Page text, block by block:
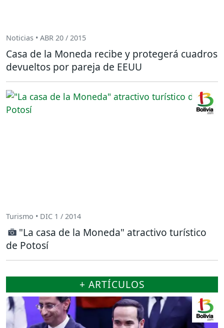
Noticias • ABR 20 / 2015
Casa de la Moneda recibe y protegerá cuadros
devueltos por pareja de EEUU
Turismo • DIC 1 / 2014
"La casa de la Moneda" atractivo turístico
de Potosí
+ ARTÍCULOS